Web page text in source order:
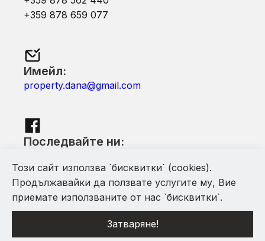
+359 878 659 077
Имейл:
property.dana@gmail.com
Последвайте ни:
С помощта на Mythfinity
Този сайт използва `бисквитки` (cookies).
Продължавайки да ползвате услугите му, Вие
приемате използваните от нас `бисквитки`.
Затваряне!